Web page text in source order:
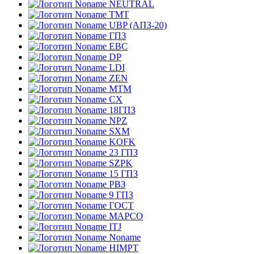
NEUTRAL
TMT
UBP (АПЗ-20)
ГПЗ
EBC
DP
LDI
ZEN
MTM
CX
18ГПЗ
NPZ
SXM
KOFK
23 ГПЗ
SZPK
15 ГПЗ
РВЗ
9 ГПЗ
ГОСТ
MAPCO
ITJ
Noname
HIMPT